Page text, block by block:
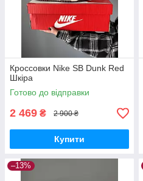
Кроссовки Nike SB Dunk Red
Шкіра
Готово до відправки
2 469 ₴ 2 900 ₴
Купити
–13%